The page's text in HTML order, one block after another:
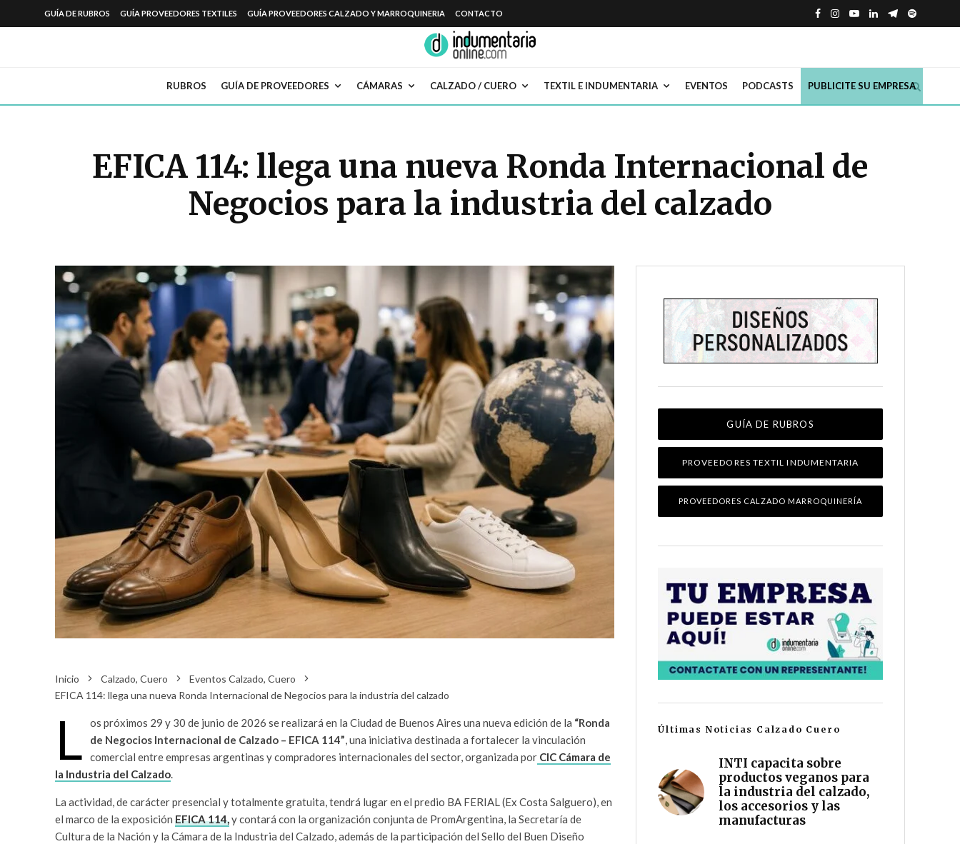
GUÍA DE RUBROS GUÍA PROVEEDORES TEXTILES GUÍA PROVEEDORES CALZADO Y MARROQUINERIA CONTACTO
RUBROS GUÍA DE PROVEEDORES CÁMARAS CALZADO / CUERO TEXTIL E INDUMENTARIA EVENTOS PODCASTS PUBLICITE SU EMPRESA
EFICA 114: llega una nueva Ronda Internacional de
Negocios para la industria del calzado
Inicio Calzado, Cuero
Eventos Calzado, Cuero
EFICA 114: llega una nueva Ronda Internacional de Negocios para la industria del calzado
L os próximos 29 y 30 de junio de 2026 se realizará en la Ciudad de Buenos Aires una nueva edición de la “Ronda
de Negocios Internacional de Calzado – EFICA 114”, una iniciativa destinada a fortalecer la vinculación
comercial entre empresas argentinas y compradores internacionales del sector, organizada por CIC Cámara de
la Industria del Calzado.
La actividad, de carácter presencial y totalmente gratuita, tendrá lugar en el predio BA FERIAL (Ex Costa Salguero), en
el marco de la exposición EFICA 114,y contará con la organización conjunta de PromArgentina, la Secretaría de
Cultura de la Nación y la Cámara de la Industria del Calzado, además de la participación del Sello del Buen Diseño
GUÍA DE RUBROS
PROVEEDORES TEXTIL INDUMENTARIA
PROVEEDORES CALZADO MARROQUINERÍA
Últimas Noticias Calzado Cuero
INTI capacita sobre
productos veganos para
la industria del calzado,
los accesorios y las
manufacturas